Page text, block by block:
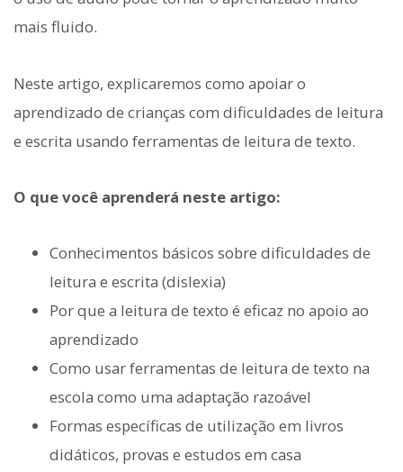
mais fluido.
Neste artigo, explicaremos como apoiar o
aprendizado de crianças com dificuldades de leitura
e escrita usando ferramentas de leitura de texto.
O que você aprenderá neste artigo:
Conhecimentos básicos sobre dificuldades de
leitura e escrita (dislexia)
Por que a leitura de texto é eficaz no apoio ao
aprendizado
Como usar ferramentas de leitura de texto na
escola como uma adaptação razoável
Formas específicas de utilização em livros
didáticos, provas e estudos em casa